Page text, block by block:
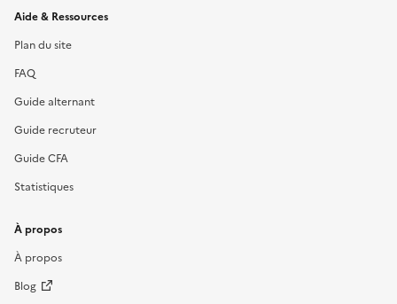
Informations et liens du site
Aide & Ressources
Plan du site
FAQ
Guide alternant
Guide recruteur
Guide CFA
Statistiques
À propos
À propos
Blog